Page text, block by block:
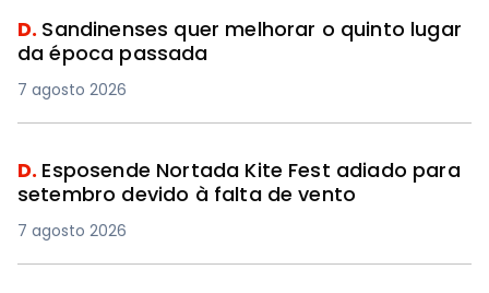
D. Sandinenses quer melhorar o quinto lugar
da época passada
7 agosto 2026
D. Esposende Nortada Kite Fest adiado para
setembro devido à falta de vento
7 agosto 2026